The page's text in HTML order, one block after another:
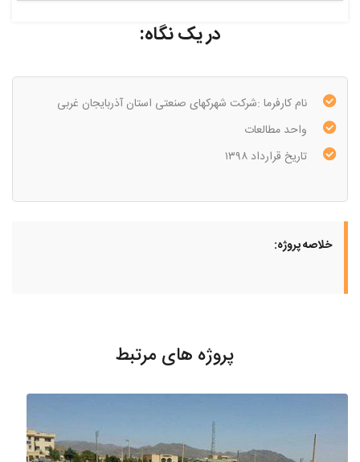
در یک نگاه:
نام کارفرما :شرکت شهرکهای صنعتی استان آذربایجان غربی
واحد مطالعات
تاریخ قرارداد ۱۳۹۸
خلاصه پروژه:
پروژه های مرتبط